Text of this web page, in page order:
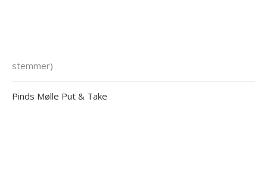
stemmer)
Pinds Mølle Put & Take